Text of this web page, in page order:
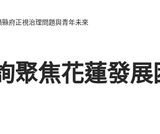
府正視治理問題與青年未來
聚焦花蓮發